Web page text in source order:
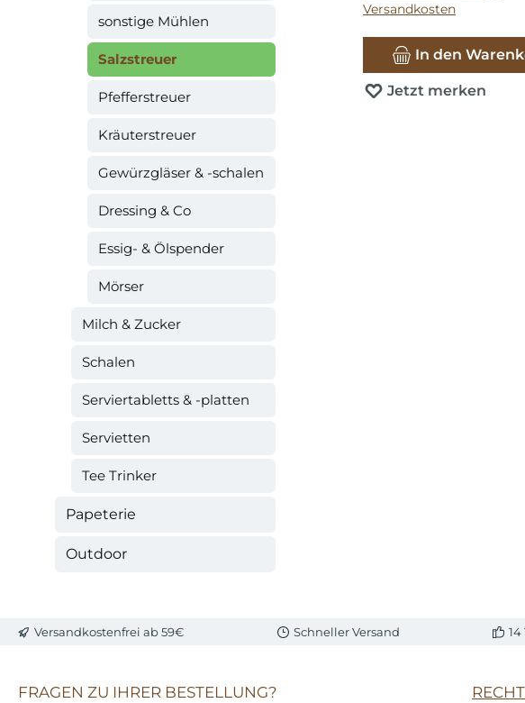
sonstige Mühlen
Salzstreuer
Pfefferstreuer
Kräuterstreuer
Gewürzgläser & -schalen
Dressing & Co
Essig- & Ölspender
Mörser
Milch & Zucker
Schalen
Serviertabletts & -platten
Servietten
Tee Trinker
Papeterie
Outdoor
Versandkosten
In den
Jetzt merken
Versandkostenfrei ab 59€ Schneller Versand
FRAGEN ZU IHRER BESTELLUNG?